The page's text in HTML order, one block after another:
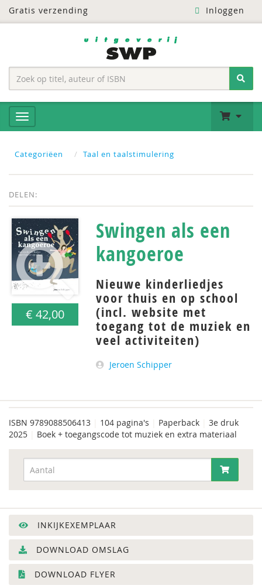
Gratis verzending Inloggen
Categoriëen Taal en taalstimulering
DELEN:
€ 42,00
Swingen als een
kangoeroe
Nieuwe kinderliedjes
voor thuis en op school
(incl. website met
toegang tot de muziek en
veel activiteiten)
Jeroen Schipper
ISBN 9789088506413 104 pagina's Paperback
3e druk
2025
Boek + toegangscode tot muziek en extra materiaal
INKIJKEXEMPLAAR
DOWNLOAD OMSLAG
DOWNLOAD FLYER